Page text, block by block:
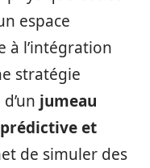
espace
à l’intégration
stratégie
jumeau
et
de simuler des